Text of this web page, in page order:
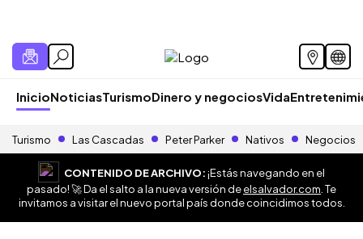
InicioNoticiasTurismoDinero y negociosVida
Turismo Las Cascadas Peter Parker Nativos Negocios
CONTENIDO DE ARCHIVO:¡Estás navegando en el
pasado! 🚀 Da el salto a la nueva versión deelsalvador.com . Te
invitamos a visitar el nuevo portal país donde coincidimos todos.